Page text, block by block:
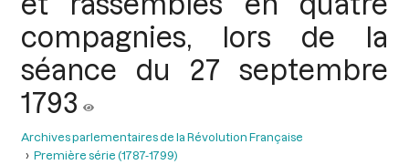
compagnies, lors de la
séance du 27 septembre
1793
Archives parlementaires de la Révolution Française
Première série (1787-1799)